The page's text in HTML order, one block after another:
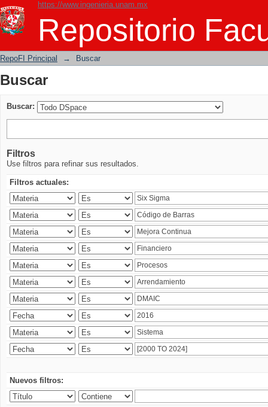
https://www.ingenieria.unam.mx
Repositorio
Buscar
RepoFI Principal → Buscar
Buscar
Buscar:
Filtros
Use filtros para refinar sus resultados.
Filtros actuales:
Nuevos filtros: